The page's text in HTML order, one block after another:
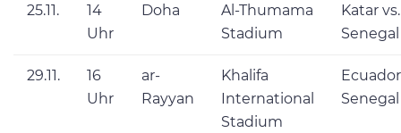
25.11.
14
Uhr
Doha
Al-Thumama
Stadium
Katar vs.
Senegal
29.11.
16
Uhr
ar-
Rayyan
Khalifa
International
Stadium
Senegal